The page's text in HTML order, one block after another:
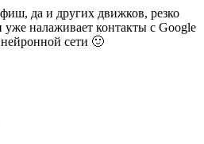
да и других движков, резко
уже налаживает контакты с Google
сети 🙂